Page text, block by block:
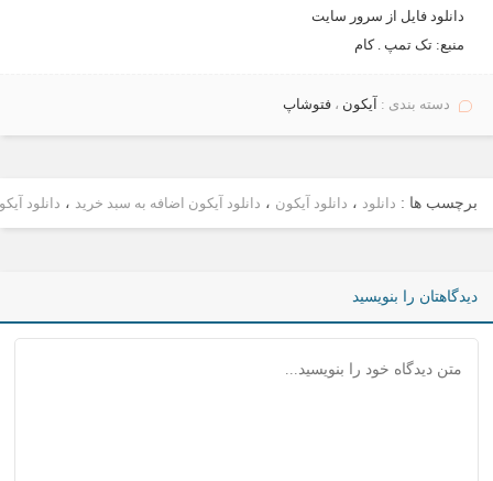
دانلود فايل از سرور سايت
منبع: تک تمپ . کام
دسته بندی : آيكون ،فتوشاپ
برچسب ها : دانلود ، دانلود آيكون ، دانلود آيكون اضافه به سبد خريد ، دانلود
دیدگاهتان را بنویسید